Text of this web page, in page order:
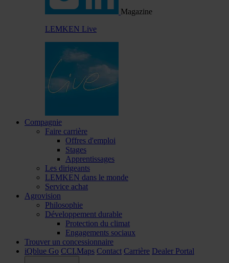
Magazine
LEMKEN Live
Compagnie
Faire carrière
Offres d'emploi
Stages
Apprentissages
Les dirigeants
LEMKEN dans le monde
Service achat
Agrovision
Philosophie
Développement durable
Protection du climat
Engagements sociaux
Trouver un concessionnaire
iQblue Go CCI.Maps Contact Carrière Dealer Portal